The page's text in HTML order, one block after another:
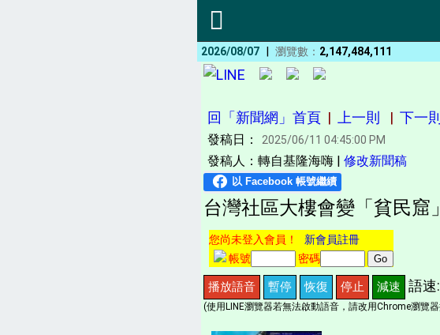
2026/08/07 | 瀏覽數： 2,147,484,111
回「新聞網」首頁 | 上一則 | 下一則
發稿日： 2025/06/11 04:45:00 PM
發稿人：轉自基隆海嗨 | 修改新聞稿
台灣社區大樓會變「貧民
您尚未登入會員！ 新會員註冊
帳號
密碼
播放語音 暫停 恢復 停止 減速 語速
(使用LINE瀏覽器若無法啟動語音，請改用Chrome瀏覽